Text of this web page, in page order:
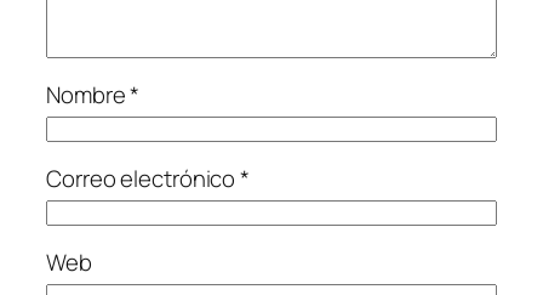
Nombre*
Correo electrónico*
Web